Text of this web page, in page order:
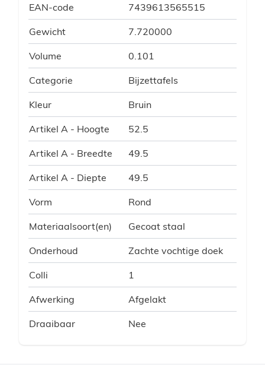
EAN-code 7439613565515
Gewicht 7.720000
Volume 0.101
Categorie Bijzettafels
Kleur Bruin
Artikel A - Hoogte 52.5
Artikel A - Breedte 49.5
Artikel A - Diepte 49.5
Vorm Rond
Materiaalsoort(en) Gecoat staal
Onderhoud Zachte vochtige doek
Colli 1
Afwerking Afgelakt
Draaibaar Nee